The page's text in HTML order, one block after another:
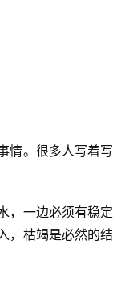
情。很多人写着写
，一边必须有稳定
，枯竭是必然的结